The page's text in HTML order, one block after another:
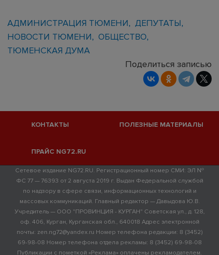
АДМИНИСТРАЦИЯ ТЮМЕНИ
ДЕПУТАТЫ
НОВОСТИ ТЮМЕНИ
ОБЩЕСТВО
ТЮМЕНСКАЯ ДУМА
Поделиться записью
КОНТАКТЫ ПОЛЕЗНЫЕ МАТЕРИАЛЫ
ПРАЙС NG72.RU
Сетевое издание NG72.RU. Регистрационный номер СМИ: ЭЛ №
ФС 77 — 76393 от 2 августа 2019 г. Выдан Федеральной службой
по надзору в сфере связи, информационных технологий и
массовых коммуникаций. Главный редактор — Давыдова Ю.В.
Учредитель — ООО "ПРОВИНЦИЯ - КУРГАН" Советская ул., д. 128,
оф. 406, Курган, Курганская обл., 640018 Адрес электронной
почты: zen.ng72@yandex.ru Номер телефона редакции: 8 (3452)
69-98-08 Номер телефона отдела рекламы: 8 (3452) 69-98-08
Публикации с пометкой «Реклама» оплачены рекламодателем.